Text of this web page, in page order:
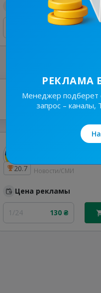
Цена рекламы
560 ₴
20.7 Новости/СМИ
Цена рекламы
1/24 130 ₴
РЕКЛАМА
Менеджер подберет
запрос –